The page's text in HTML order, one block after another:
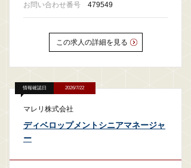
お問い合わせ番号 479549
この求人の詳細を見る
情報確認日 2026/7/22
マレリ株式会社
ディベロップメントシニアマネージャ
ー